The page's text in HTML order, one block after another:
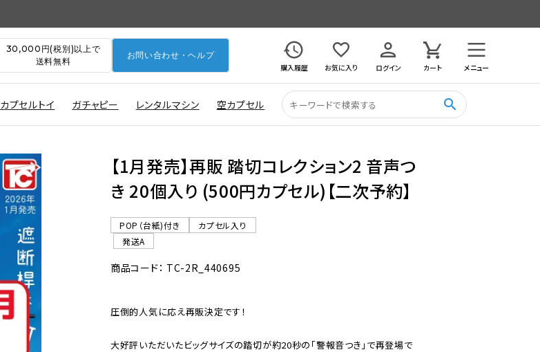
30,000円(税別)以上で
送料無料
お問い合わせ・ヘルプ
購入履歴
お気に入り ログイン カート メニュー
カプセルトイ ガチャピー レンタルマシン 空カプセル search
【1月発売】再販 踏切コレクション2 音声つ
き 20個入り (500円カプセル)【二次予約】
POP（台紙)付き
カプセル入り
発送A
商品コード： TC-2R_440695
圧倒的人気に応え再販決定です！
大好評いただいたビッグサイズの踏切が約20秒の「警報音つき」で再登場で